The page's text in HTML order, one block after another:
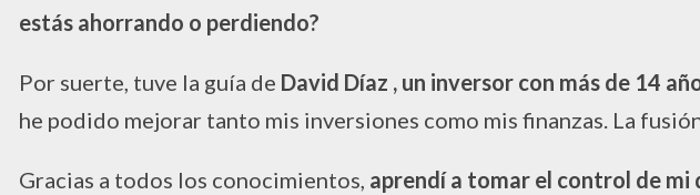
estás ahorrando o perdiendo?
Por suerte, tuve la guía de David Díaz , un inversor con más de 14
he podido mejorar tanto mis inversiones como mis finanzas. La
Gracias a todos los conocimientos, aprendí a tomar el control de